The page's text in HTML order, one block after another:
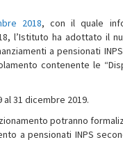
2018, con il quale
l’Istituto ha adottato il
a pensionati
contenente le
al 31 dicembre 2019.
potranno
a pensionati INPS